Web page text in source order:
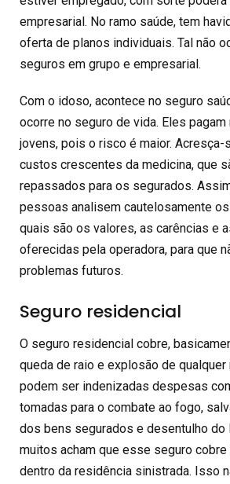
empresarial. No ramo saúde, tem
oferta de planos individuais. Tal não
seguros em grupo e empresarial.
Com o idoso, acontece no seguro
ocorre no seguro de vida. Eles
jovens, pois o risco é maior.
custos crescentes da medicina, que
repassados para os segurados.
pessoas analisem cautelosamente
quais são os valores, as carências e
oferecidas pela operadora, para que
problemas futuros.
Seguro residencial
O seguro residencial cobre,
queda de raio e explosão de qualquer
podem ser indenizadas despesas
tomadas para o combate ao fogo,
dos bens segurados e desentulho do
muitos acham que esse seguro
dentro da residência sinistrada. Isso